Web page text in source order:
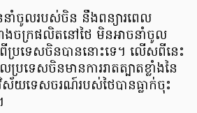
ាំចូល​របស់ចិន នឹង​ពន្យារពេល​​
ចក្រ​ផលិត​នៅថៃ មិនអាច​នាំចូល​​
ប្រទេសចិន​បាននោះទេ។ លើសពីនេះ
ទេសចិន​មានការរាតត្បាតខ្លាំង​នៃ
វិស័យទេសចរ​ណ៍​របស់ថៃបានធ្លាក់ចុះ